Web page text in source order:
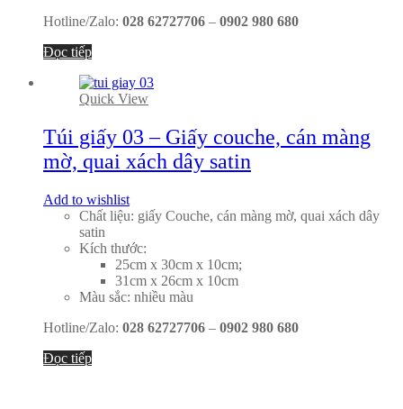
Hotline/Zalo: 028 62727706 – 0902 980 680
Đọc tiếp
Quick View
Túi giấy 03 – Giấy couche, cán màng
mờ, quai xách dây satin
Add to wishlist
Chất liệu: giấy Couche, cán màng mờ, quai xách dây
satin
Kích thước:
25cm x 30cm x 10cm;
31cm x 26cm x 10cm
Màu sắc: nhiều màu
Hotline/Zalo: 028 62727706 – 0902 980 680
Đọc tiếp